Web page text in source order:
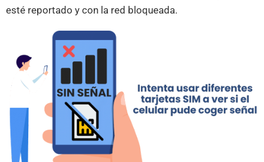
esté reportado y con la red bloqueada.